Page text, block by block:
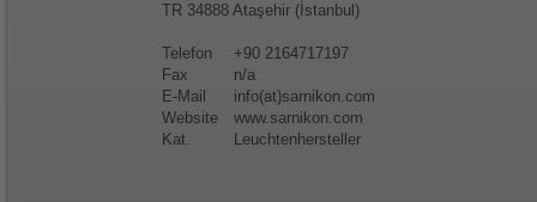
TR 34888 Ataşehir (İstanbul)
Telefon
+90 2164717197
Fax
n/a
E-Mail
info(at)sarnikon.com
Website
www.sarnikon.com
Kat.
Leuchtenhersteller